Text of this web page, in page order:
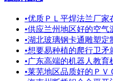
•优质ＰＬ平焊法兰厂家
•供应兰州地区好的空
•湖北玻璃钢卡通雕塑定
•想要易种植的爬行卫矛
•广东高端的机器人教
•莱芜地区品质好的ＰＶ